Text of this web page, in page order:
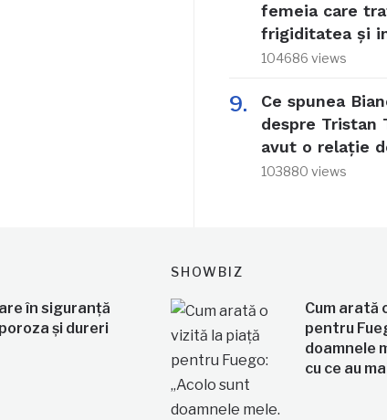
femeia care
frigiditatea și
104686 views
Ce spunea
despre Tristan
avut o relație
103880 views
în siguranță
și dureri
SHOWBIZ
Cum arată
pentru
doamnele
cu ce au